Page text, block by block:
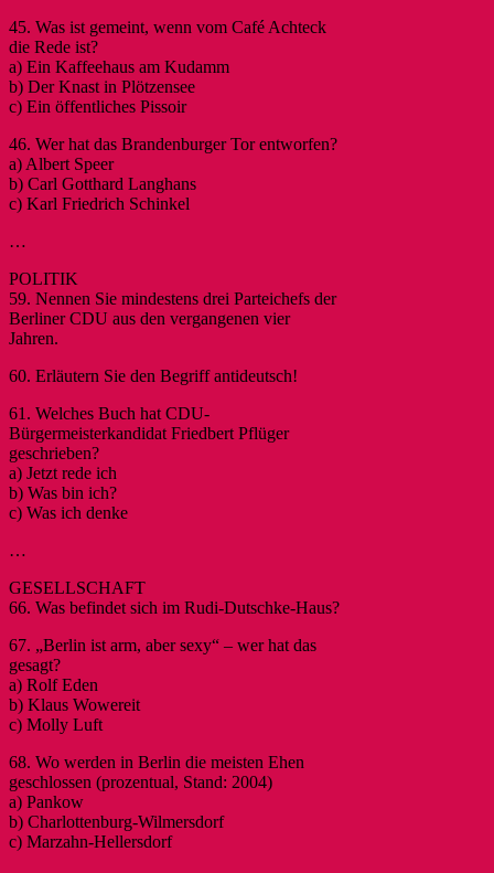
45. Was ist gemeint, wenn vom Café Achteck
die Rede ist?
a) Ein Kaffeehaus am Kudamm
b) Der Knast in Plötzensee
c) Ein öffentliches Pissoir
46. Wer hat das Brandenburger Tor entworfen?
a) Albert Speer
b) Carl Gotthard Langhans
c) Karl Friedrich Schinkel
…
POLITIK
59. Nennen Sie mindestens drei Parteichefs der
Berliner CDU aus den vergangenen vier
Jahren.
60. Erläutern Sie den Begriff antideutsch!
61. Welches Buch hat CDU-
Bürgermeisterkandidat Friedbert Pflüger
geschrieben?
a) Jetzt rede ich
b) Was bin ich?
c) Was ich denke
…
GESELLSCHAFT
66. Was befindet sich im Rudi-Dutschke-Haus?
67. „Berlin ist arm, aber sexy“ – wer hat das
gesagt?
a) Rolf Eden
b) Klaus Wowereit
c) Molly Luft
68. Wo werden in Berlin die meisten Ehen
geschlossen (prozentual, Stand: 2004)
a) Pankow
b) Charlottenburg-Wilmersdorf
c) Marzahn-Hellersdorf